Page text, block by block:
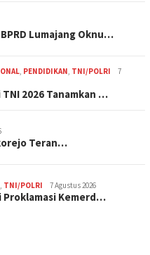
Lumajang Oknu…
PENDIDIKAN TNI/POLRI
7
2026 Tanamkan …
Teran…
TNI/POLRI 7 Agustus 2026
Proklamasi Kemerd…